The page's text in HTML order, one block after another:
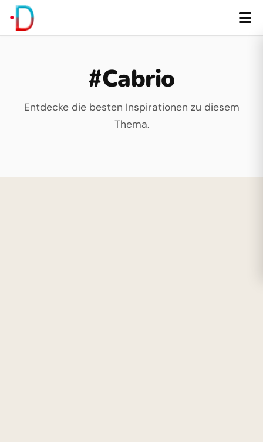
#Cabrio
Entdecke die besten Inspirationen zu diesem
Thema.